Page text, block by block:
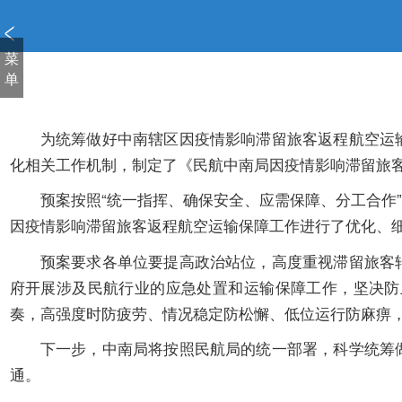
菜
单
为统筹做好中南辖区因疫情影响滞留旅客返程航空
化相关工作机制，制定了《民航中南局因疫情影响滞留旅
预案按照“统一指挥、确保安全、应需保障、分工合作
因疫情影响滞留旅客返程航空运输保障工作进行了优化、
预案要求各单位要提高政治站位，高度重视滞留旅
府开展涉及民航行业的应急处置和运输保障工作，坚决
奏，高强度时防疲劳、情况稳定防松懈、低位运行防麻痹
下一步，中南局将按照民航局的统一部署，科学统
通。
窗
口
打
开
说
页
面,
Alt
加
波
打